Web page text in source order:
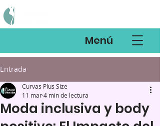
Menú
Entrada
Moda inclusiva y body
Curvas Plus Size
11 mar4 min de lectura